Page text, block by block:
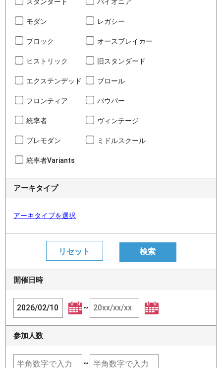
スタンダード パイオニア
モダン レガシー
ブロック オースブレイカー
ヒストリック 旧スタンダード
エクステンデッド ブロール
フロンティア パウパー
統率者 ヴィンテージ
プレモダン ミドルスクール
統率者Variants
アーキタイプ
アーキタイプを選択
開催日時
~
参加人数
~